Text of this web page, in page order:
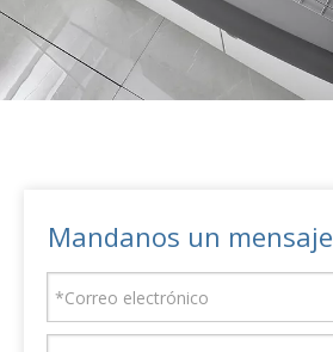
Mandanos un mensaje